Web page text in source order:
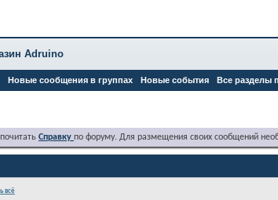
Новые сообщения в группах Новые события Все разделы
Adruino
Справку по форуму. Для размещения своих сообщений
всё